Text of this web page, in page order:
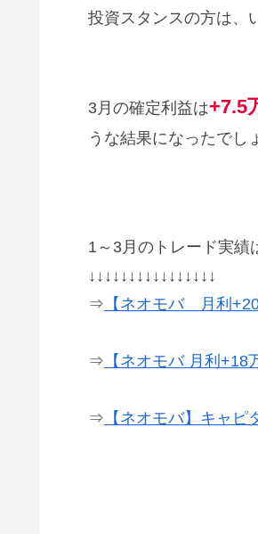
投資スタンスの方は、
3月の確定利益は+7.5
うな結果になったでし
1～3月のトレード実績
↓↓↓↓↓↓↓↓↓↓↓↓↓↓↓↓
⇒ 【ネオモバ 月利
⇒ 【ネオモバ 月利
⇒ 【ネオモバ】キャ